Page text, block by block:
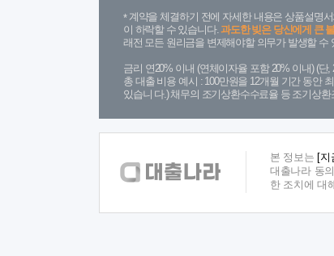
계약을 체결하기 전에 자세한 내용은 상품설명
이 하락할 수 있습니다.과도한 빚은 당신에게 큰
래전 모든 원리금을 변제해야할 의무가 발생할
금리 연20% 이내 (연체이자율 포함 20% 이내) (
총 대출 비용 예시 : 100만원을 12개월 기간 동안
있습니 다.) 채무의 조기상환수수료율 등 조기상환
본 정보는 [
대출나라 동
한 조치에 대